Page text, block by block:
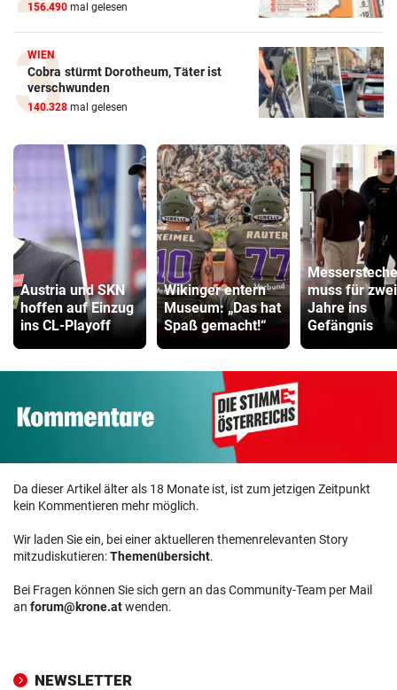
156.490 mal gelesen
WIEN
Cobra stürmt Dorotheum, Täter ist
verschwunden
140.328 mal gelesen
Austria und SKN
hoffen auf Einzug
ins CL-Playoff
Wikinger entern
Museum: „Das hat
Spaß gemacht!“
muss für zwei
Jahre ins
Gefängnis
Da dieser Artikel älter als 18 Monate ist, ist zum jetzigen Zeitpunkt
kein Kommentieren mehr möglich.
Wir laden Sie ein, bei einer aktuelleren themenrelevanten Story
mitzudiskutieren:Themenübersicht.
Bei Fragen können Sie sich gern an das Community-Team per Mail
an forum@krone.atwenden.
NEWSLETTER